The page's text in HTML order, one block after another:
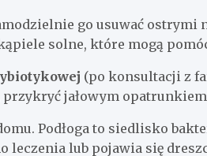
go usuwać ostrymi
solne, które mogą
(po konsultacji z
jałowym
Podłoga to siedlisko
leczenia lub pojawia się